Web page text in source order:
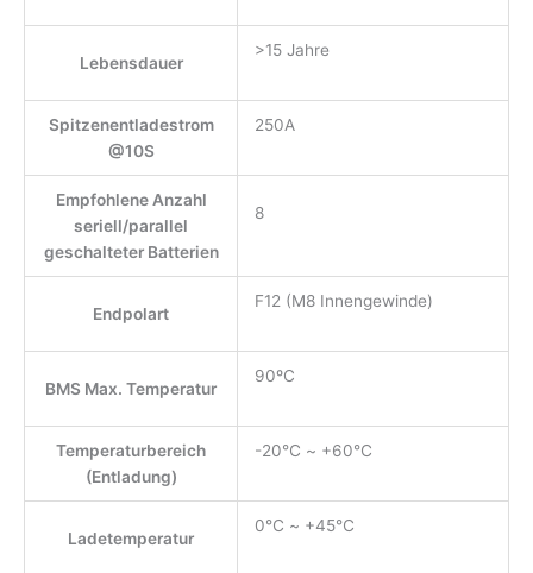
Lebensdauer
>15 Jahre
Spitzenentladestrom
@10S
250A
Empfohlene Anzahl
seriell/parallel
geschalteter Batterien
8
Endpolart
F12 (M8 Innengewinde)
BMS Max. Temperatur
90ºC
Temperaturbereich
(Entladung)
-20℃ ~ +60℃
Ladetemperatur
0℃ ~ +45℃